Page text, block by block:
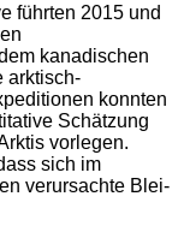
führten 2015 und
kanadischen
arktisch-
konnten
Schätzung
vorlegen.
sich im
verursachte Blei-